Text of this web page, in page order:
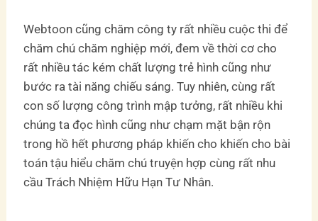
Webtoon cũng chăm công ty rất nhiều cuộc thi để
chăm chú chăm nghiệp mới, đem về thời cơ cho
rất nhiều tác kém chất lượng trẻ hình cũng như
bước ra tài năng chiếu sáng. Tuy nhiên, cùng rất
con số lượng công trình mập tưởng, rất nhiều khi
chúng ta đọc hình cũng như chạm mặt bận rộn
trong hồ hết phương pháp khiến cho khiến cho bài
toán tậu hiểu chăm chú truyện hợp cùng rất nhu
cầu Trách Nhiệm Hữu Hạn Tư Nhân.